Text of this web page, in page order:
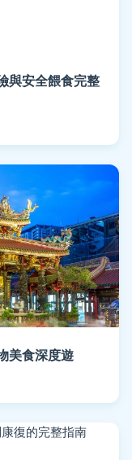
與安全餵食完整
美食深度遊